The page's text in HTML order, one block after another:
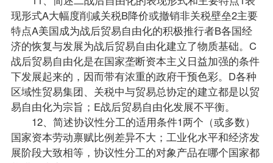
现形式A大幅度削减关税B降价或撤销非关税壁垒2主要
特点A美国成为战后贸易自由化的积极推行者B各国经
济的恢复与发展为战后贸易自由化建立了物质基础。C
战后贸易自由化是在国家垄断资本主义日益加强的条件
下发展起来的，因而带有浓重的政府干预色彩。D各种
区域性贸易集团、关税中与贸易总协定的建立都是以贸
易自由化为宗旨；E战后贸易自由化发展不平衡。
12、简述协议性分工的适用条件1两个（或多数）
国家资本劳动禀赋比例差异不大；工业化水平和经济发
展阶段大致相等，协议性分工的对象产品在哪个国家都